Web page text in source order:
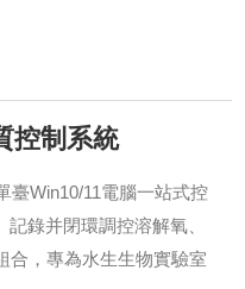
控制系統
臺Win10/11電腦一站式控
錄并閉環調控溶解氧、
合，專為水生生物實驗室